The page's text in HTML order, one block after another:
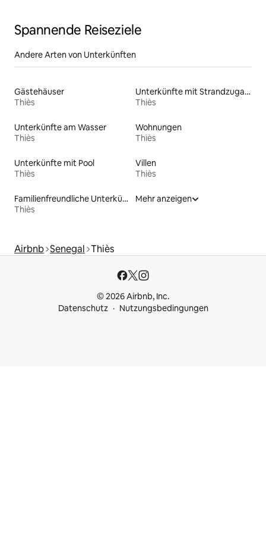
Spannende Reiseziele
Andere Arten von Unterkünften
Gästehäuser
Thiès
Unterkünfte mit Strandzugang
Thiès
Unterkünfte am Wasser
Thiès
Wohnungen
Thiès
Unterkünfte mit Pool
Thiès
Villen
Thiès
Familienfreundliche Unterkünfte
Thiès
Mehr anzeigen
Airbnb Senegal Thiès
© 2026 Airbnb, Inc.
Datenschutz
Nutzungsbedingungen